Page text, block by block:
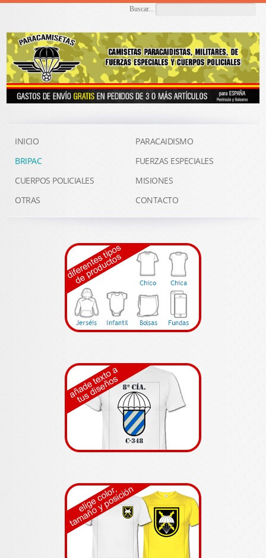
Buscar...
INICIO
PARACAIDISMO
BRIPAC
FUERZAS ESPECIALES
CUERPOS POLICIALES
MISIONES
OTRAS
CONTACTO